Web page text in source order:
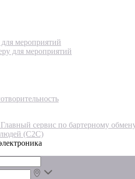
мероприятий
для мероприятий
сервис по бартерному
(С2С)